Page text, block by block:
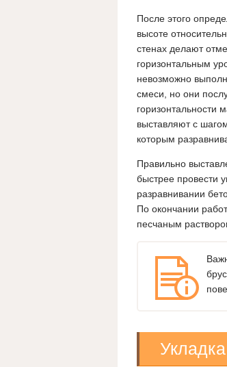
После этого
высоте
стенах делают
горизонтальным
невозможно
смеси, но они
горизонтальности
выставляют с
которым
Правильно
быстрее провести
разравнивании
По окончании
песчаным